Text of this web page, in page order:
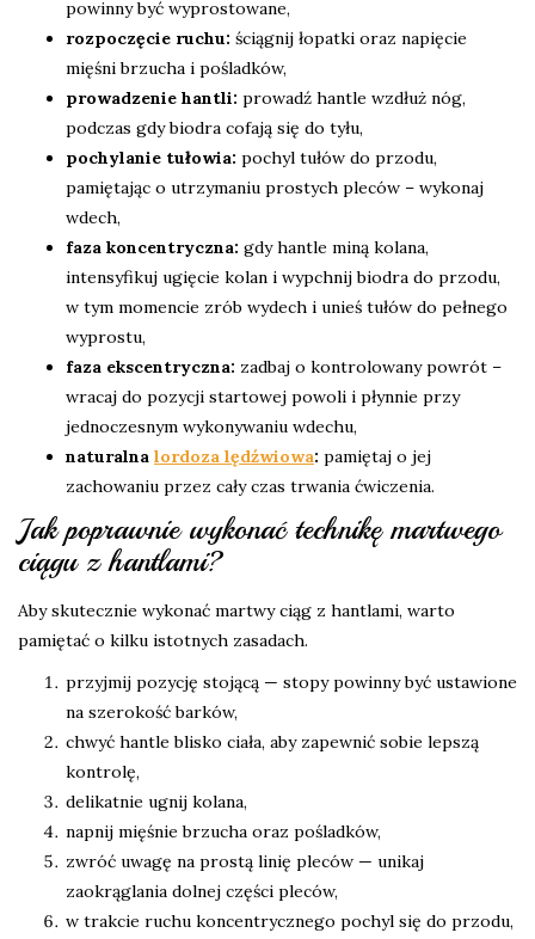
powinny być wyprostowane,
rozpoczęcie ruchu: ściągnij łopatki oraz napięcie
mięśni brzucha i pośladków,
prowadzenie hantli: prowadź hantle wzdłuż nóg,
podczas gdy biodra cofają się do tyłu,
pochylanie tułowia: pochyl tułów do przodu,
pamiętając o utrzymaniu prostych pleców – wykonaj
wdech,
faza koncentryczna: gdy hantle miną kolana,
intensyfikuj ugięcie kolan i wypchnij biodra do przodu,
w tym momencie zrób wydech i unieś tułów do pełnego
wyprostu,
faza ekscentryczna: zadbaj o kontrolowany powrót –
wracaj do pozycji startowej powoli i płynnie przy
jednoczesnym wykonywaniu wdechu,
naturalna lordoza lędźwiowa: pamiętaj o jej
zachowaniu przez cały czas trwania ćwiczenia.
Jak poprawnie wykonać technikę martwego
ciągu z hantlami?
Aby skutecznie wykonać martwy ciąg z hantlami, warto
pamiętać o kilku istotnych zasadach.
przyjmij pozycję stojącą — stopy powinny być ustawione
na szerokość barków,
chwyć hantle blisko ciała, aby zapewnić sobie lepszą
kontrolę,
delikatnie ugnij kolana,
napnij mięśnie brzucha oraz pośladków,
zwróć uwagę na prostą linię pleców — unikaj
zaokrąglania dolnej części pleców,
w trakcie ruchu koncentrycznego pochyl się do przodu,